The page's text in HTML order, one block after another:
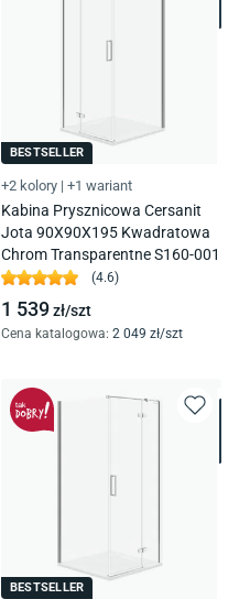
BESTSELLER
+2 kolory | +1 wariant
Kabina Prysznicowa Cersanit
Jota 90X90X195 Kwadratowa
Chrom Transparentne S160-001
(4.6)
1 539zł/szt
Cena katalogowa: 2 049 zł/szt
BESTSELLER